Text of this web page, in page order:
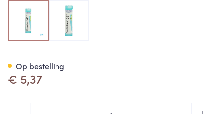
View larger imageView larger image
€ 5,37
Op bestelling